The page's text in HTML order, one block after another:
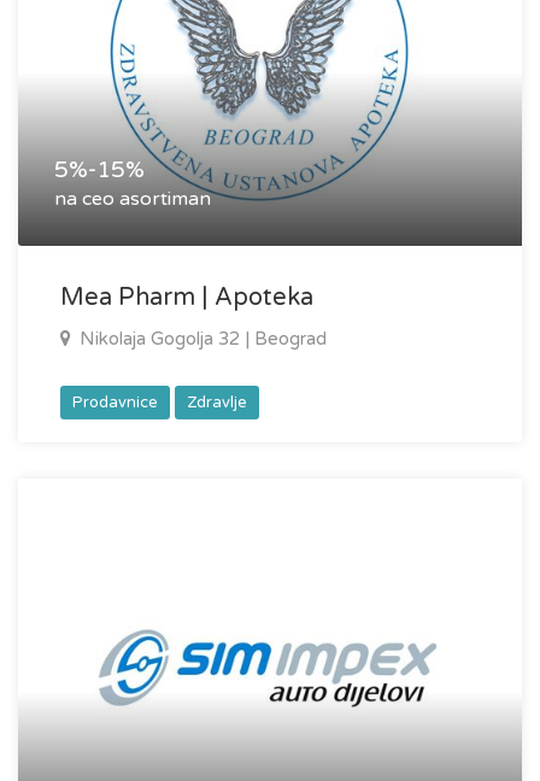
5%-15%
na ceo asortiman
Mea Pharm | Apoteka
Nikolaja Gogolja 32 | Beograd
Prodavnice Zdravlje